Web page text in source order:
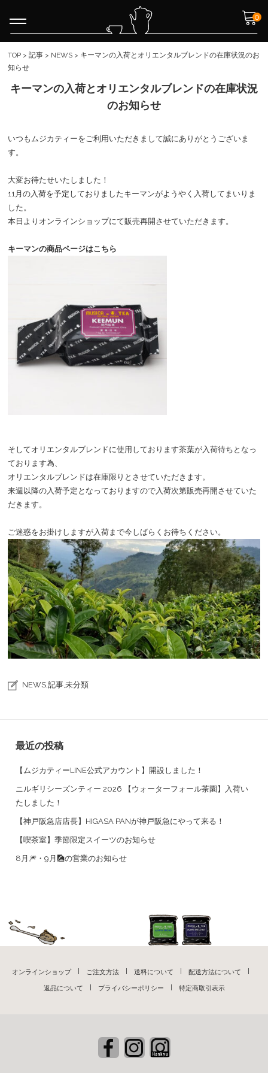
0
TOP > 記事 > NEWS > キーマンの入荷とオリエンタルブレンドの在庫状況のお
知らせ
キーマンの入荷とオリエンタルブレンドの在庫状況
のお知らせ
いつもムジカティーをご利用いただきまして誠にありがとうございま
す。
大変お待たせいたしました！
11月の入荷を予定しておりましたキーマンがようやく入荷してまいりま
した。
本日よりオンラインショップにて販売再開させていただきます。
キーマンの商品ページはこちら
そしてオリエンタルブレンドに使用しております茶葉が入荷待ちとなっ
ております為、
オリエンタルブレンドは在庫限りとさせていただきます。
来週以降の入荷予定となっておりますので入荷次第販売再開させていた
だきます。
ご迷惑をお掛けしますが入荷まで今しばらくお待ちください。
NEWS,記事,未分類
最近の投稿
【ムジカティーLINE公式アカウント】開設しました！
ニルギリシーズンティー 2026 【ウォーターフォール茶園】入荷い
たしました！
【神戸阪急店店長】HIGASA PANが神戸阪急にやって来る！
【喫茶室】季節限定スイーツのお知らせ
8月🎆・9月🎑の営業のお知らせ
オンラインショップ ご注文方法 送料について 配送方法について
返品について プライバシーポリシー 特定商取引表示